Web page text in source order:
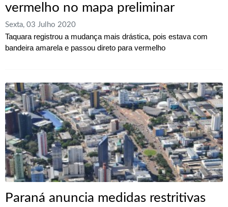
vermelho no mapa preliminar
Sexta, 03 Julho 2020
Taquara registrou a mudança mais drástica, pois estava com
bandeira amarela e passou direto para vermelho
Paraná anuncia medidas restritivas